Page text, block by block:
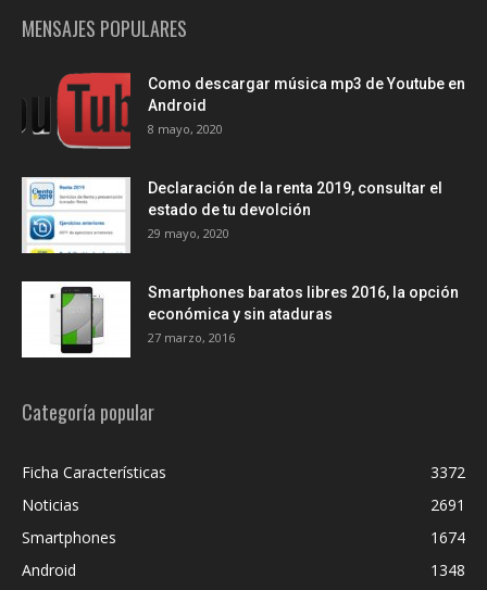
MENSAJES POPULARES
Como descargar música mp3 de Youtube en
Android
8 mayo, 2020
Declaración de la renta 2019, consultar el
estado de tu devolción
29 mayo, 2020
Smartphones baratos libres 2016, la opción
económica y sin ataduras
27 marzo, 2016
Categoría popular
Ficha Características
3372
Noticias
2691
Smartphones
1674
Android
1348